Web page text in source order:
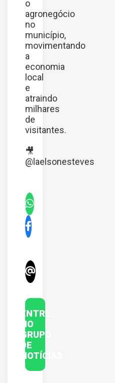
o
agronegócio
no
município,
movimentando
a
economia
local
e
atraindo
milhares
de
visitantes.
🎥
@laelsonesteves
ENTRE
NO
GRUPO
DE
NOTÍCIAS